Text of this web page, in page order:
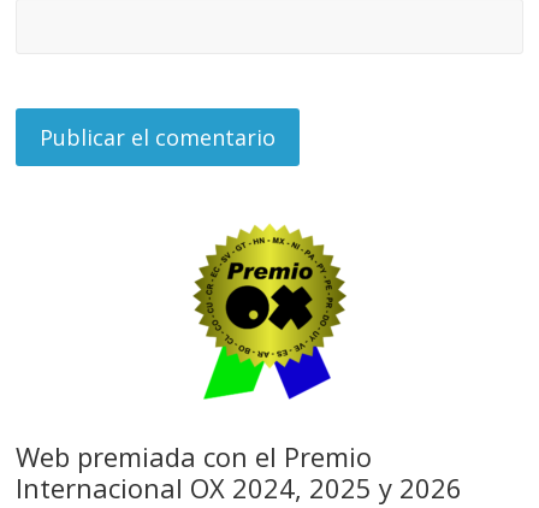
Web premiada con el Premio
Internacional OX 2024, 2025 y 2026